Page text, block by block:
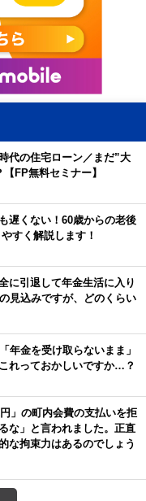
代の住宅ローン／まだ”大
FP無料セミナー】
遅くない！60歳からの老後
すく解説します！
に引退して年金生活に入り
見込みですが、どのくらい
年金を受け取らないまま」
れっておかしいですか…？
」の町内会費の支払いを拒
な」と言われました。正直
な拘束力はあるのでしょう